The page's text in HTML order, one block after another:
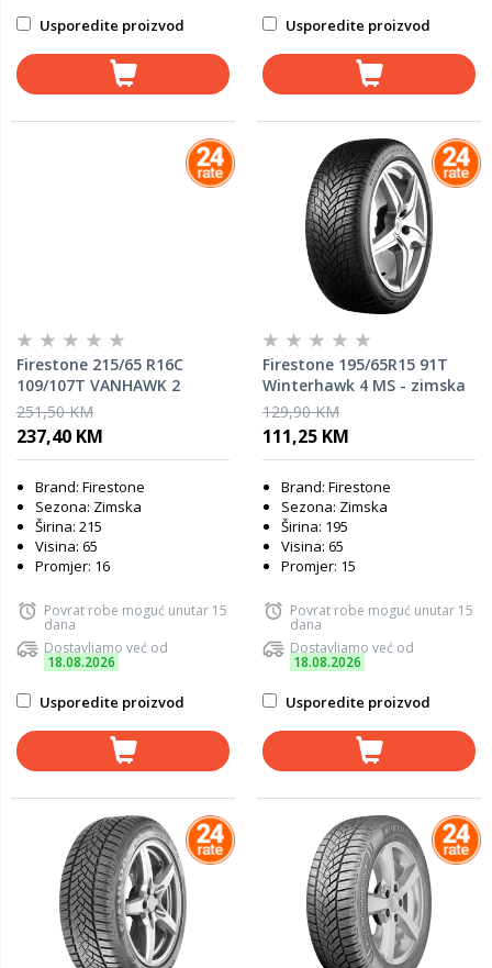
Usporedite proizvod Usporedite proizvod
Firestone 215/65 R16C
109/107T VANHAWK 2
WINTER M+S 3PMSF zimska
guma
251,50 KM
237,40 KM
Brand: Firestone
Sezona: Zimska
Širina: 215
Visina: 65
Promjer: 16
Povrat robe moguć unutar 15
dana
Dostavljamo već od
18.08.2026
Usporedite proizvod
Firestone 195/65R15 91T
Winterhawk 4 MS - zimska
guma
129,90 KM
111,25 KM
Brand: Firestone
Sezona: Zimska
Širina: 195
Visina: 65
Promjer: 15
Povrat robe moguć unutar 15
dana
Dostavljamo već od
18.08.2026
Usporedite proizvod